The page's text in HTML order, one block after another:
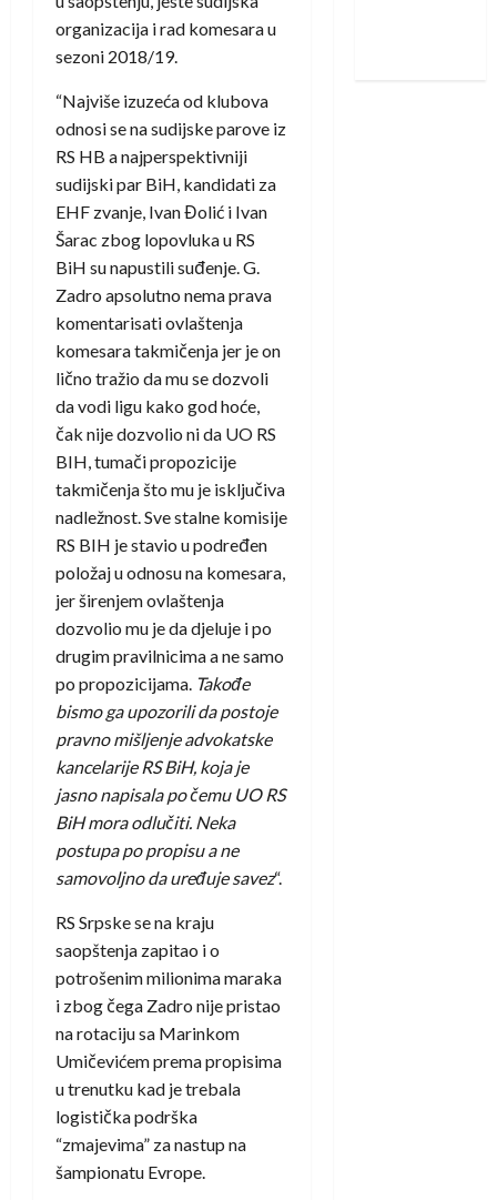
organizacija i rad komesara u
sezoni 2018/19.
“Najviše izuzeća od klubova
odnosi se na sudijske parove iz
RS HB a najperspektivniji
sudijski par BiH, kandidati za
EHF zvanje, Ivan Đolić i Ivan
Šarac zbog lopovluka u RS
BiH su napustili suđenje. G.
Zadro apsolutno nema prava
komentarisati ovlaštenja
komesara takmičenja jer je on
lično tražio da mu se dozvoli
da vodi ligu kako god hoće,
čak nije dozvolio ni da UO RS
BIH, tumači propozicije
takmičenja što mu je isključiva
nadležnost. Sve stalne komisije
RS BIH je stavio u podređen
položaj u odnosu na komesara,
jer širenjem ovlaštenja
dozvolio mu je da djeluje i po
drugim pravilnicima a ne samo
po propozicijama. Takođe
bismo ga upozorili da postoje
pravno mišljenje advokatske
kancelarije RS BiH, koja je
jasno napisala po čemu UO RS
BiH mora odlučiti. Neka
postupa po propisu a ne
samovoljno da uređuje savez“.
RS Srpske se na kraju
saopštenja zapitao i o
potrošenim milionima maraka
i zbog čega Zadro nije pristao
na rotaciju sa Marinkom
Umičevićem prema propisima
u trenutku kad je trebala
logistička podrška
“zmajevima” za nastup na
šampionatu Evrope.